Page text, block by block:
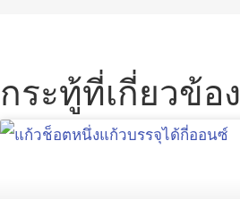
กระทู้ที่เกี่ยวข้อง